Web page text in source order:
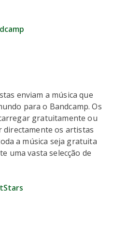
enviam a música que
para o Bandcamp. Os
gratuitamente ou
os artistas
a música seja gratuita
uma vasta selecção de